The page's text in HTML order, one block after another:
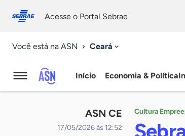
conosco
Acesse o Portal Sebrae
Você está na ASN Ceará
Agência
Sebrae
Início Economia & Política
ASN CE
17/05/2026 às 12:52
Cultura